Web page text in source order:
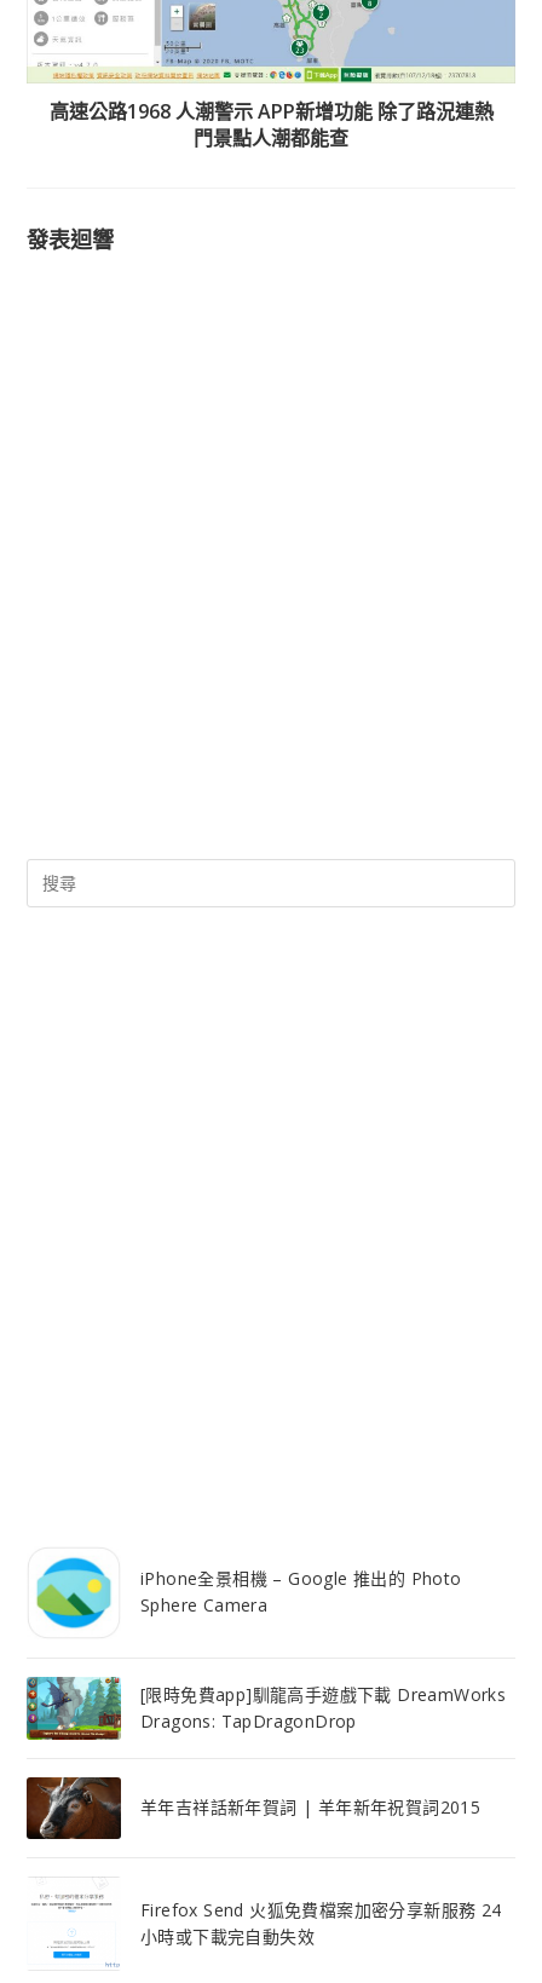
高速公路1968 人潮警示 APP新增功能 除了路況連熱
門景點人潮都能查
發表迴響
iPhone全景相機 – Google 推出的 Photo
Sphere Camera
[限時免費app]馴龍高手遊戲下載 DreamWorks
Dragons: TapDragonDrop
羊年吉祥話新年賀詞 | 羊年新年祝賀詞2015
Firefox Send 火狐免費檔案加密分享新服務 24
小時或下載完自動失效